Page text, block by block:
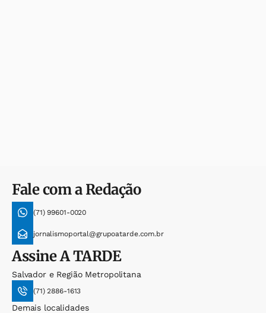
Fale com a Redação
(71) 99601-0020
jornalismoportal@grupoatarde.com.br
AssineA TARDE
Salvador e Região Metropolitana
(71) 2886-1613
Demais localidades